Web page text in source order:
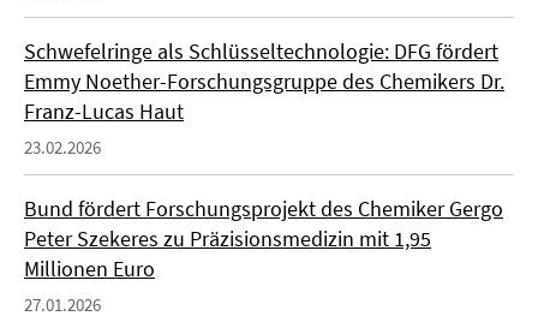
Schwefelringe als Schlüsseltechnologie: DFG fördert
Emmy Noether-Forschungsgruppe des Chemikers Dr.
Franz-Lucas Haut
23.02.2026
Bund fördert Forschungsprojekt des Chemiker Gergo
Peter Szekeres zu Präzisionsmedizin mit 1,95
Millionen Euro
27.01.2026